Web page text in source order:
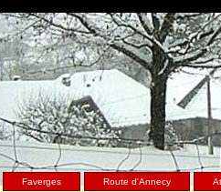
Faverges Route d'Annecy